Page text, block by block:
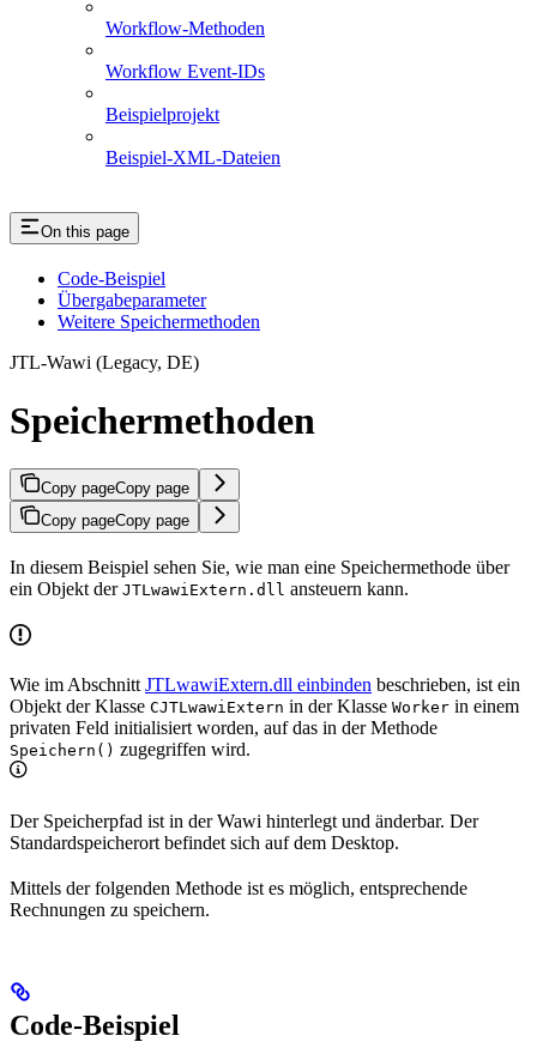
Workflow-Methoden
Workflow Event-IDs
Beispielprojekt
Beispiel-XML-Dateien
On this page
Code-Beispiel
Übergabeparameter
Weitere Speichermethoden
JTL-Wawi (Legacy, DE)
Speichermethoden
Copy pageCopy page
Copy pageCopy page
In diesem Beispiel sehen Sie, wie man eine Speichermethode über
ein Objekt der JTLwawiExtern.dll ansteuern kann.
Wie im Abschnitt JTLwawiExtern.dll einbinden beschrieben, ist ein
Objekt der Klasse CJTLwawiExtern in der Klasse Worker in einem
privaten Feld initialisiert worden, auf das in der Methode
Speichern() zugegriffen wird.
Der Speicherpfad ist in der Wawi hinterlegt und änderbar. Der
Standardspeicherort befindet sich auf dem Desktop.
Mittels der folgenden Methode ist es möglich, entsprechende
Rechnungen zu speichern.
Code-Beispiel